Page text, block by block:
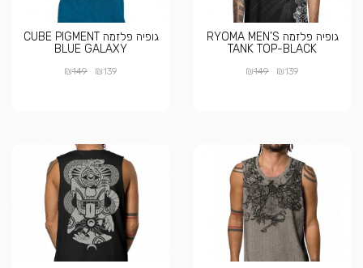
גופיה פלזמה RYOMA MEN’S
TANK TOP-BLACK
₪139
₪149
גופיה פלזמה CUBE PIGMENT
BLUE GALAXY
₪139
₪149